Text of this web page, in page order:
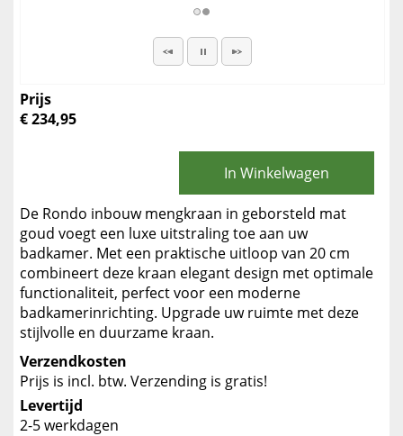
Prijs
€ 234,95
In Winkelwagen
De Rondo inbouw mengkraan in geborsteld mat
goud voegt een luxe uitstraling toe aan uw
badkamer. Met een praktische uitloop van 20 cm
combineert deze kraan elegant design met optimale
functionaliteit, perfect voor een moderne
badkamerinrichting. Upgrade uw ruimte met deze
stijlvolle en duurzame kraan.
Verzendkosten
Prijs is incl. btw. Verzending is gratis!
Levertijd
2-5 werkdagen